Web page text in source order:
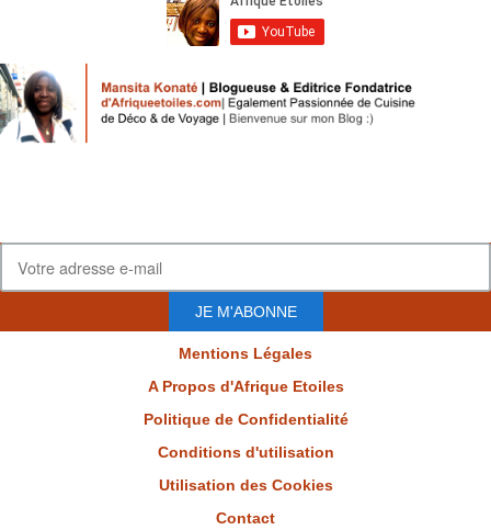
JE M'ABONNE
Mentions Légales
A Propos d'Afrique Etoiles
Politique de Confidentialité
Conditions d'utilisation
Utilisation des Cookies
Contact